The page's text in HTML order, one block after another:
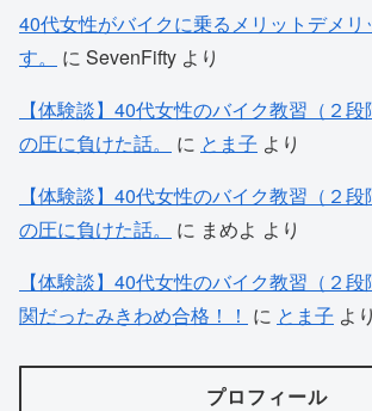
40代女性がバイクに乗るメリットデメリ
す。
に SevenFifty より
【体験談】40代女性のバイク教習（２
の圧に負けた話。
に とま子 より
【体験談】40代女性のバイク教習（２
の圧に負けた話。
に まめよ より
【体験談】40代女性のバイク教習（２
関だったみきわめ合格！！ に とま子 より
プロフィール